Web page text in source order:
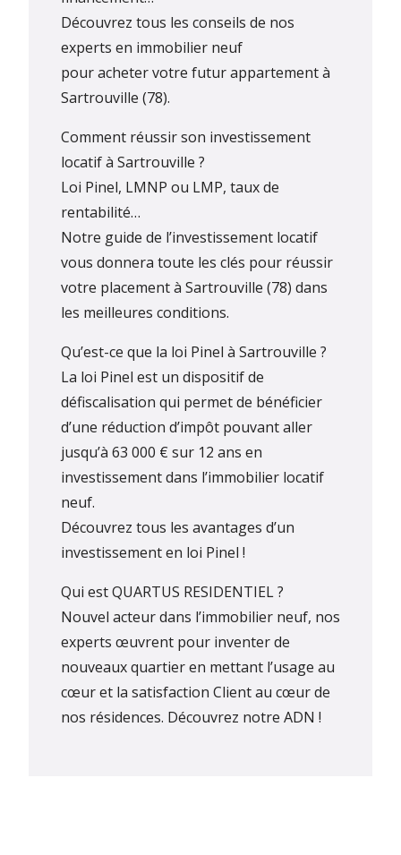
Découvrez tous les conseils de nos
experts en immobilier neuf
pour acheter votre futur appartement à
Sartrouville (78).
Comment réussir son investissement
locatif à Sartrouville ?
Loi Pinel, LMNP ou LMP, taux de
rentabilité…
Notre guide de l’investissement locatif
vous donnera toute les clés pour réussir
votre placement à Sartrouville (78) dans
les meilleures conditions.
Qu’est-ce que la loi Pinel à Sartrouville ?
La loi Pinel est un dispositif de
défiscalisation qui permet de bénéficier
d’une réduction d’impôt pouvant aller
jusqu’à 63 000 € sur 12 ans en
investissement dans l’immobilier locatif
neuf.
Découvrez tous les avantages d’un
investissement en loi Pinel !
Qui est QUARTUS RESIDENTIEL ?
Nouvel acteur dans l’immobilier neuf, nos
experts œuvrent pour inventer de
nouveaux quartier en mettant l’usage au
cœur et la satisfaction Client au cœur de
nos résidences. Découvrez notre ADN !